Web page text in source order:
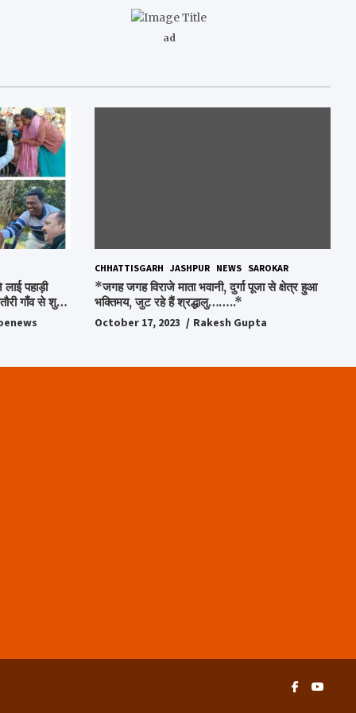
ad
पहाड़ी
गाँव से शुरु
CHHATTISGARH JASHPUR NEWS SAROKAR
*जगह जगह विराजे माता भवानी, दुर्गा पूजा से क्षेत्र हुआ
भक्तिमय, जुट रहे हैं श्रद्धालु……..*
October 17, 2023 Rakesh Gupta